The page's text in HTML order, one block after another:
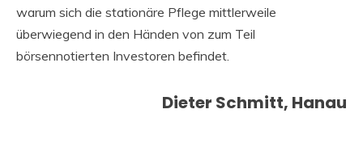
warum sich die stationäre Pflege mittlerweile
überwiegend in den Händen von zum Teil
börsennotierten Investoren befindet.
Dieter Schmitt, Hanau